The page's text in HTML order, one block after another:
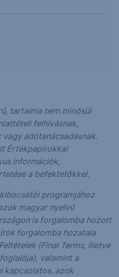
tartalma nem minősül
felhívásnak,
adótanácsadásnak.
Értékpapírokkal
információk,
a befektetőkkel.
programjához
magyar nyelvű
is forgalomba hozott
forgalomba hozatala
(Final Terms, illetve
valamint a
kapcsolatos, azok